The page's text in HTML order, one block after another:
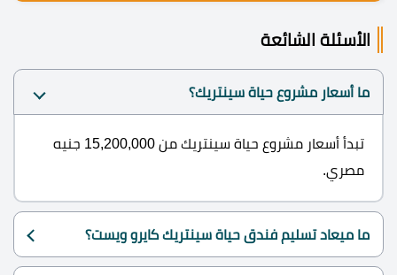
الأسئلة الشائعة
ما أسعار مشروع حياة سينتريك؟
تبدأ أسعار مشروع حياة سينتريك من 15,200,000 جنيه
مصري.
ما ميعاد تسليم فندق حياة سينتريك كايرو ويست؟